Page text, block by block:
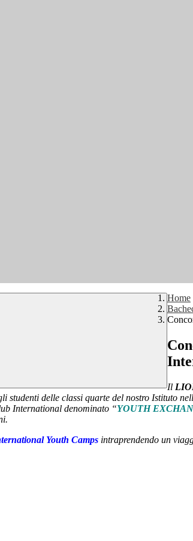
Home
Il
delle classi quarte del nostro Istituto
International denominato “YOUTH
Youth Camps intraprendendo un